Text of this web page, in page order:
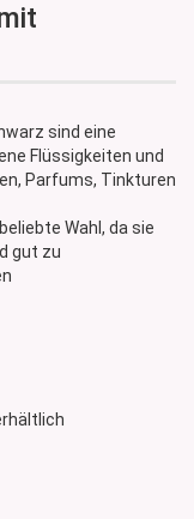
sind eine
Flüssigkeiten und
Parfums, Tinkturen
Wahl, da sie
gut zu